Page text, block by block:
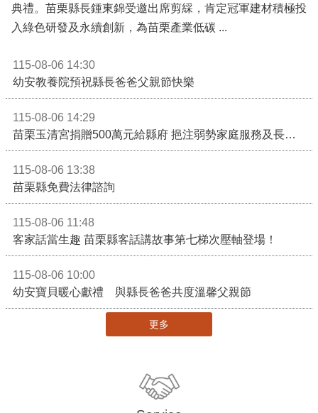
典禮。苗栗縣長鍾東錦受邀出席剪綵，肯定冠軍建材積極投
入綠色研發及永續創新，為苗栗產業低碳 ...
115-08-06 14:30
幼安教養院預祝縣長爸爸父親節快樂
115-08-06 14:29
苗栗玉清宮捐贈500萬元給縣府 挹注弱勢家庭服務及長照醫療資源
115-08-06 13:38
苗栗縣免費法律諮詢
115-08-06 11:48
客家話當生趣 苗栗縣客話講故事第七梯次壓軸登場！
115-08-06 10:00
幼安寶貝暖心獻禮 與縣長爸爸共度溫馨父親節
更多